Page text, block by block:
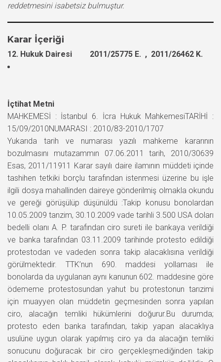
reddetmesini isabetsiz bulmuştur.
Karar İçeriği
12. Hukuk Dairesi 2011/25775 E. , 2011/26462 K.
İçtihat Metni
MAHKEMESİ : İstanbul 6. İcra Hukuk MahkemesiTARİHİ :
15/09/2010NUMARASI : 2010/83-2010/1707
Yukarıda tarih ve numarası yazılı mahkeme kararının
bozulmasını mutazammın 07.06.2011 tarih, 2010/30639
Esas, 2011/11911 Karar sayılı daire ilamının müddeti içinde
tashihen tetkiki borçlu tarafından istenmesi üzerine bu işle
ilgili dosya mahallinden daireye gönderilmiş olmakla okundu
ve gereği görüşülüp düşünüldü :Takip konusu bonolardan
10.05.2009 tanzim, 30.10.2009 vade tarihli 3.500 USA doları
bedelli olanı A. P. tarafından ciro sureti ile bankaya verildiği
ve banka tarafından 03.11.2009 tarihinde protesto edildiği
protestodan ve vadeden sonra takip alacaklısına verildiği
görülmektedir. TTK’nun 690. maddesi yollaması ile
bonolarda da uygulanan aynı kanunun 602. maddesine göre
ödememe protestosundan yahut bu protestonun tarızimi
için muayyen olan müddetin geçmesinden sonra yapılan
ciro, alacağın temliki hükümlerini doğurur.Bu durumda;
protesto eden banka tarafından, takip yapan alacaklıya
usulüne uygun olarak yapılmış ciro ya da alacağın temliki
sonucunu doğuracak bir ciro gerçekleşmediğinden takip